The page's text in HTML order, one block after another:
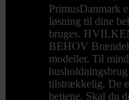
PrimusDanmark
løsning til dine
bruges.
BEHOV
modeller. Til
tilstrækkelig. De
betjene. Skal du